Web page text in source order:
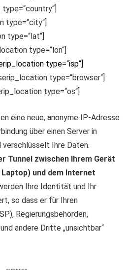
type=“city“]
type=“lat“]
type=“lon“]
type=“isp“]
type=“browser“]
type=“os“]
eine neue, anonyme IP-Adresse
über einen Server in
verschlüsselt Ihre Daten.
Tunnel zwischen Ihrem Gerät
und dem Internet
Ihre Identität und Ihr
so dass er für Ihren
Regierungsbehörden,
andere Dritte „unsichtbar“